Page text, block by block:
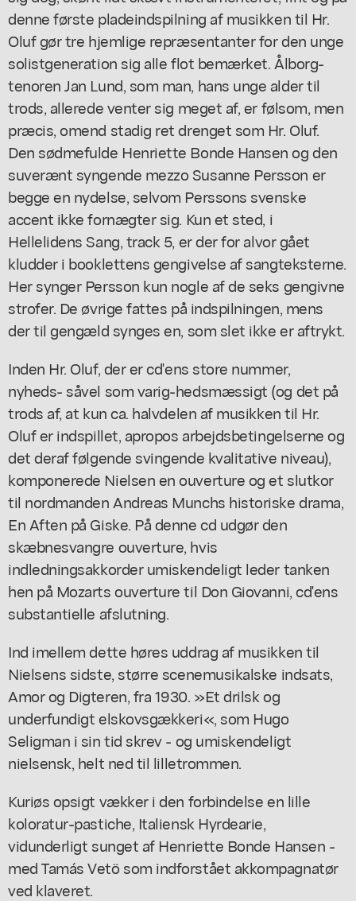
denne første pladeindspilning af musikken til Hr.
Oluf gør tre hjemlige repræsentanter for den unge
solistgeneration sig alle flot bemærket. Ålborg-
tenoren Jan Lund, som man, hans unge alder til
trods, allerede venter sig meget af, er følsom, men
præcis, omend stadig ret drenget som Hr. Oluf.
Den sødmefulde Henriette Bonde Hansen og den
suverænt syngende mezzo Susanne Persson er
begge en nydelse, selvom Perssons svenske
accent ikke fornægter sig. Kun et sted, i
Hellelidens Sang, track 5, er der for alvor gået
kludder i booklettens gengivelse af sangteksterne.
Her synger Persson kun nogle af de seks gengivne
strofer. De øvrige fattes på indspilningen, mens
der til gengæld synges en, som slet ikke er aftrykt.
Inden Hr. Oluf, der er cd'ens store nummer,
nyheds- såvel som varig-hedsmæssigt (og det på
trods af, at kun ca. halvdelen af musikken til Hr.
Oluf er indspillet, apropos arbejdsbetingelserne og
det deraf følgende svingende kvalitative niveau),
komponerede Nielsen en ouverture og et slutkor
til nordmanden Andreas Munchs historiske drama,
En Aften på Giske. På denne cd udgør den
skæbnesvangre ouverture, hvis
indledningsakkorder umiskendeligt leder tanken
hen på Mozarts ouverture til Don Giovanni, cd'ens
substantielle afslutning.
Ind imellem dette høres uddrag af musikken til
Nielsens sidste, større scenemusikalske indsats,
Amor og Digteren, fra 1930. »Et drilsk og
underfundigt elskovsgækkeri«, som Hugo
Seligman i sin tid skrev - og umiskendeligt
nielsensk, helt ned til lilletrommen.
Kuriøs opsigt vækker i den forbindelse en lille
koloratur-pastiche, Italiensk Hyrdearie,
vidunderligt sunget af Henriette Bonde Hansen -
med Tamás Vetö som indforstået akkompagnatør
ved klaveret.